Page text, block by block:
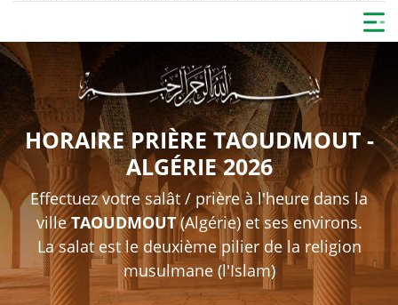
HORAIRE PRIÈRE TAOUDMOUT -
ALGÉRIE 2026
Effectuez votre salât / prière à l'heure dans la
villeTAOUDMOUT(Algérie) et ses environs.
La salat est le deuxième pilier de la religion
musulmane (l'Islam)